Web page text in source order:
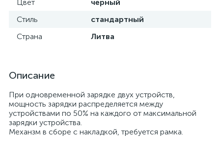
Цвет
черный
Стиль
стандартный
Страна
Литва
Описание
При одновременной зарядке двух устройств,
мощность зарядки распределяется между
устройствами по 50% на каждого от максимальной
зарядки устройства.
Механзм в сборе с накладкой, требуется рамка.